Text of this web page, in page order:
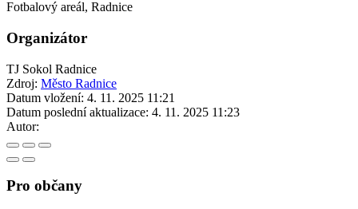
Fotbalový areál, Radnice
Organizátor
TJ Sokol Radnice
Zdroj: Město Radnice
Datum vložení: 4. 11. 2025 11:21
Datum poslední aktualizace: 4. 11. 2025 11:23
Autor:
Pro občany